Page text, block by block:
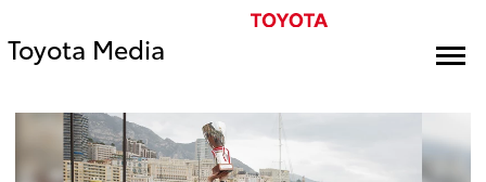
Toyota Media